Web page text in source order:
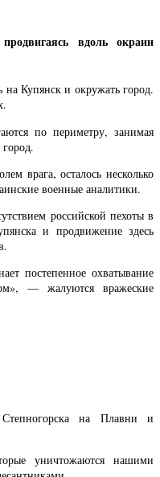
вдоль окраин
на Купянск и окружать город.
по периметру, занимая
врага, осталось несколько
военные аналитики.
российской пехоты в
и продвижение здесь
постепенное охватывание
— жалуются вражеские
на Плавни и
уничтожаются нашими